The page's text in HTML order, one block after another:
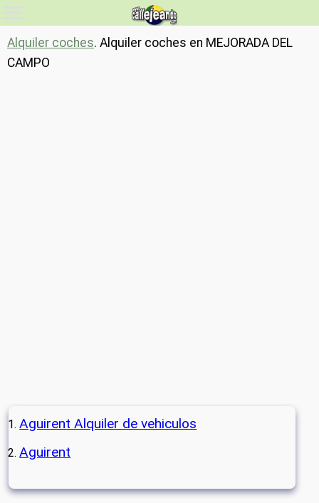
Alquiler coches. Alquiler coches en MEJORADA DEL
CAMPO
Aguirent Alquiler de vehiculos
Aguirent